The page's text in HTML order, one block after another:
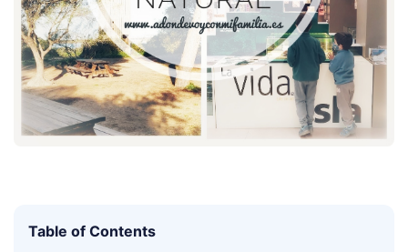
Table of Contents